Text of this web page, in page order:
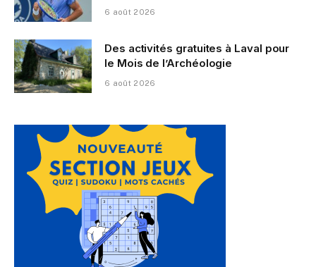
6 août 2026
Des activités gratuites à Laval pour
le Mois de l’Archéologie
6 août 2026